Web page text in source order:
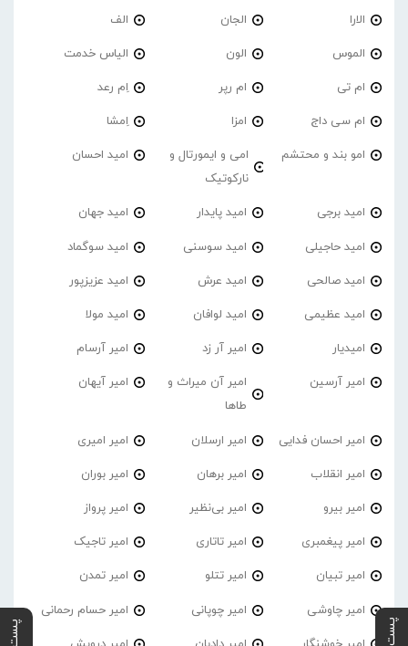
الارا الجان الف
الموس الون الیاس خدمت
ام تی ام رپر اِم رعد
ام سی داج امزا اِمشا
امو بند و محتشم
امی و ایمورتال و
نارکوتیک
امید احسان
امید برجی امید پایدار امید جهان
امید حاجیلی امید سوسنی امید سوگماد
امید صالحی امید عرش امید عزیزپور
امید عظیمی امید لوافان امید مولا
امیدیار امیر آر زد امیر آرسام
امیر آرسین
امیر آن میراث و
طاها
امیر آیهان
امیر احسان فدایی امیر ارسلان امیر امیری
امیر انقلاب امیر برهان امیر‌ بوران
امیر بیرو امیر بی‌نظیر امیر پرواز
امیر پیغمبری امیر تاتاری امیر تاجیک
امیر تبیان امیر تتلو امیر تمدن
امیر چاوشی امیر چوپانی امیر حسام رحمانی